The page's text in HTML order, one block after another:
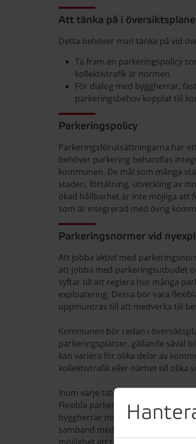
Att tänka på i
Detta behöver man tänka på vid
Ta fram en parkeringspolicy
kollektivtrafik är normen.
För dialog med byggherrar,
parkeringsbehov kopplat till
Parkeringspolicy
Parkeringsförutsättningarna har
behöver parkering behandlas
kommunen. De mål som många
staden, förtätning, utveckling av
ökad hållbarhet är inte möjliga att
som är integrerad med övrig
Parkeringsnormer vid
Att jobba aktivt med
att jobba med parkeringsutbudet
syftar till att reglera hur många
exploatering. Dessa bör vara
uppmuntras till att medverka till
Kommunen bör redan i
parkeringsplatser, gällande såväl
kan variera för olika delar av
kollektivtrafik eller närhet till olika
Inom varje tätort/stadsdel/område
Flexibla parkeringstal är en
byggherrar möjlighet att påverka
samband med uppförandet av nya